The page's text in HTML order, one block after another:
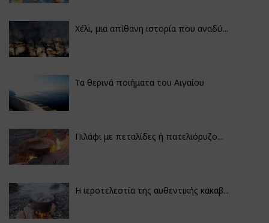
Χέλι, μια απίθανη ιστορία που αναδύ...
Τα θερινά ποιήματα του Αιγαίου
Πιλάφι με πεταλίδες ή πατελιόρυζο...
Η ιεροτελεστία της αυθεντικής κακαβ...